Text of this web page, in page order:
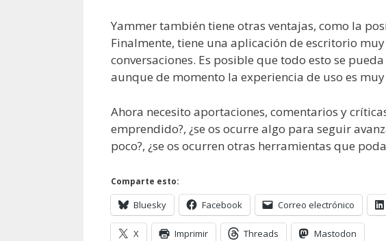
Yammer también tiene otras ventajas, como la
Finalmente, tiene una aplicación de escritorio
conversaciones. Es posible que todo esto se
aunque de momento la experiencia de uso es
Ahora necesito aportaciones, comentarios y
emprendido?, ¿se os ocurre algo para seguir
poco?, ¿se os ocurren otras herramientas que
Comparte esto:
Bluesky Facebook Correo electrónico
X Imprimir Threads Mastodon